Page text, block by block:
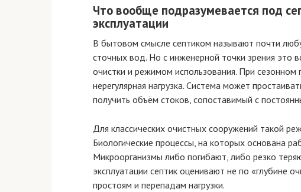
Что вообще подразумевается под
эксплуатации
В бытовом смысле септиком называют почти
сточных вод. Но с инженерной точки зрения это
очистки и режимом использования. При
нерегулярная нагрузка. Система может
получить объём стоков, сопоставимый с
Для классических очистных сооружений такой
Биологические процессы, на которых основана
Микроорганизмы либо погибают, либо резко
эксплуатации септик оценивают не по «глубине
простоям и перепадам нагрузки.